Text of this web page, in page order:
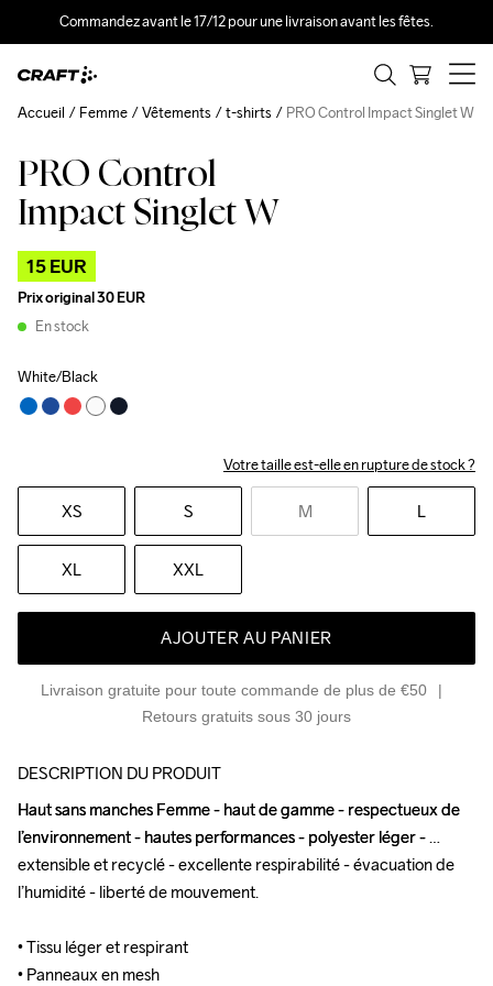
Commandez avant le 17/12 pour une livraison avant les fêtes.
PRO Control
Impact Singlet W
15 EUR
Prix original30 EUR
En stock
White/Black
Votre taille est-elle en rupture de stock ?
XS S M L
XL XXL
AJOUTER AU PANIER
Livraison gratuite pour toute commande de plus de €50
Retours gratuits sous 30 jours
Accueil Femme Vêtements t-shirts PRO Control Impact Singlet W
Outlet
DESCRIPTION DU PRODUIT
Haut sans manches Femme - haut de gamme - respectueux de
l’environnement - hautes performances - polyester léger -
extensible et recyclé - excellente respirabilité - évacuation de
l’humidité - liberté de mouvement.
• Tissu léger et respirant
• Panneaux en mesh
Haut sans manches Femme - haut de gamme - respectueux de
l’environnement - hautes performances - polyester léger -
extensible et recyclé - excellente respirabilité - évacuation de
l’humidité - liberté de mouvement.
• Tissu léger et respirant
• Panneaux en mesh